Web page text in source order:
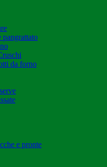
pangrattato
da forno
e pronte